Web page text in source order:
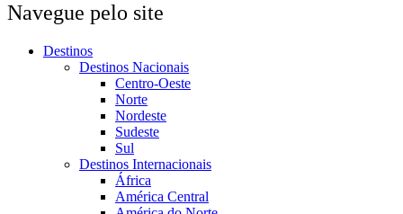
Navegue pelo site
Destinos
Destinos Nacionais
Centro-Oeste
Norte
Nordeste
Sudeste
Sul
Destinos Internacionais
África
América Central